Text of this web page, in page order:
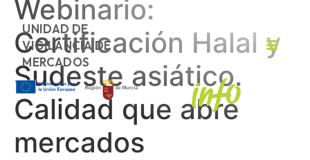
UNIDAD DE
VIGILANCIA DE
MERCADOS
Webinario:
Certificación Halal y
Sudeste asiático.
Calidad que abre
mercados